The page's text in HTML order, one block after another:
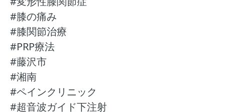
#膝の痛み
#膝関節治療
#PRP療法
#藤沢市
#湘南
#ペインクリニック
#超音波ガイド下注射